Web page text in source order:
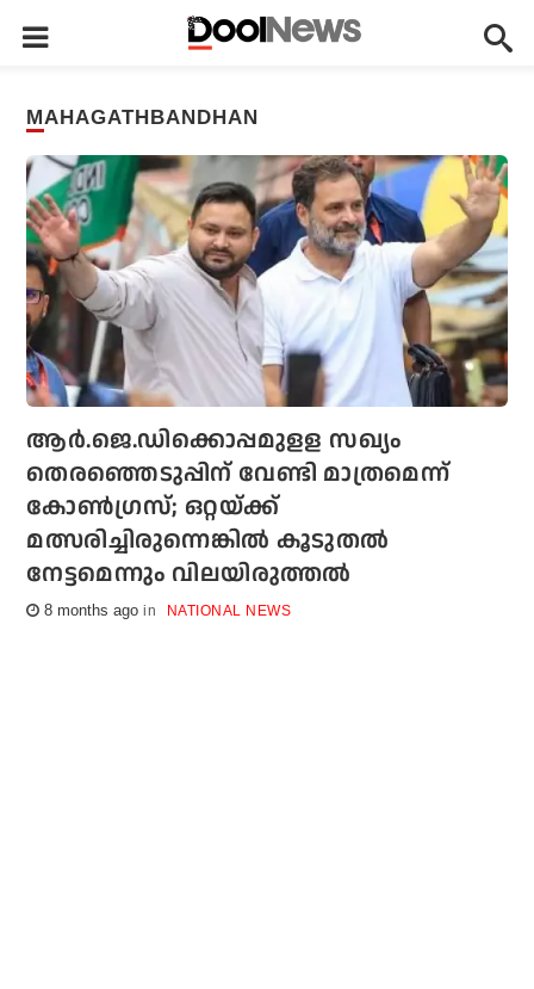
MAHAGATHBANDHAN
ആര്‍.ജെ.ഡിക്കൊപ്പമുളള സഖ്യം
തെരഞ്ഞെടുപ്പിന് വേണ്ടി മാത്രമെന്ന്
കോണ്‍ഗ്രസ്; ഒറ്റയ്ക്ക്
മത്സരിച്ചിരുന്നെങ്കില്‍ കൂടുതല്‍
നേട്ടമെന്നും വിലയിരുത്തല്‍
8 months ago NATIONAL NEWS